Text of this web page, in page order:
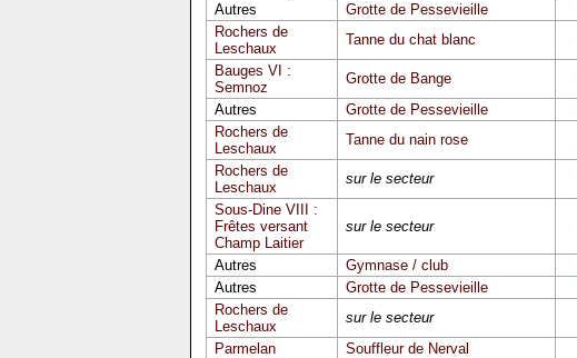
Autres
Grotte de Pessevieille
Rochers de
Leschaux
Tanne du chat blanc
Bauges VI :
Semnoz
Grotte de Bange
Autres
Grotte de Pessevieille
Rochers de
Leschaux
Tanne du nain rose
Rochers de
Leschaux
sur le secteur
Sous-Dine VIII :
Frêtes versant
Champ Laitier
sur le secteur
Autres Gymnase / club
Autres
Grotte de Pessevieille
Rochers de
Leschaux
sur le secteur
Parmelan
Souffleur de Nerval